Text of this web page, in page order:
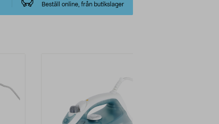
Beställ online, från butikslager